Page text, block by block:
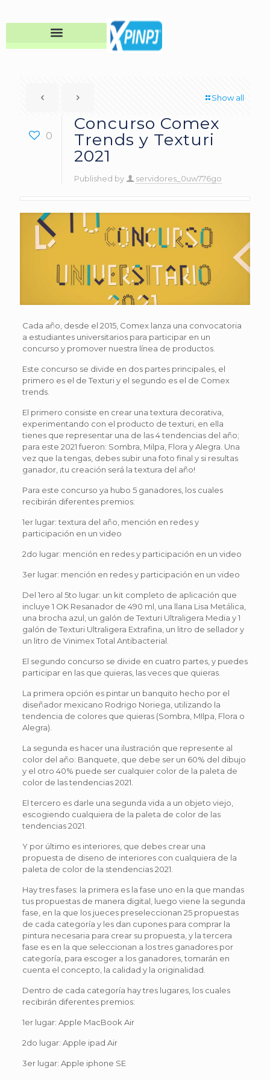
Show all
0
Concurso Comex
Trends y Texturi
2021
Published by servidores_0uw776go
Cada año, desde el 2015, Comex lanza una convocatoria
a estudiantes universitarios para participar en un
concurso y promover nuestra línea de productos.
Este concurso se divide en dos partes principales, el
primero es el de Texturi y el segundo es el de Comex
trends.
El primero consiste en crear una textura decorativa,
experimentando con el producto de texturi, en ella
tienes que representar una de las 4 tendencias del año;
para este 2021 fueron: Sombra, Milpa, Flora y Alegra. Una
vez que la tengas, debes subir una foto final y si resultas
ganador, ¡tu creación será la textura del año!
Para este concurso ya hubo 5 ganadores, los cuales
recibirán diferentes premios:
1er lugar: textura del año, mención en redes y
participación en un video
2do lugar: mención en redes y participación en un video
3er lugar: mención en redes y participación en un video
Del 1ero al 5to lugar: un kit completo de aplicación que
incluye 1 OK Resanador de 490 ml, una llana Lisa Metálica,
una brocha azul, un galón de Texturi Ultraligera Media y 1
galón de Texturi Ultraligera Extrafina, un litro de sellador y
un litro de Vinimex Total Antibacterial.
El segundo concurso se divide en cuatro partes, y puedes
participar en las que quieras, las veces que quieras.
La primera opción es pintar un banquito hecho por el
diseñador mexicano Rodrigo Noriega, utilizando la
tendencia de colores que quieras (Sombra, MIlpa, Flora o
Alegra).
La segunda es hacer una ilustración que represente al
color del año: Banquete, que debe ser un 60% del dibujo
y el otro 40% puede ser cualquier color de la paleta de
color de las tendencias 2021.
El tercero es darle una segunda vida a un objeto viejo,
escogiendo cualquiera de la paleta de color de las
tendencias 2021.
Y por último es interiores, que debes crear una
propuesta de diseno de interiores con cualquiera de la
paleta de color de la stendencias 2021.
Hay tres fases: la primera es la fase uno en la que mandas
tus propuestas de manera digital, luego viene la segunda
fase, en la que los jueces preseleccionan 25 propuestas
de cada categoría y les dan cupones para comprar la
pintura necesaria para crear su propuesta, y la tercera
fase es en la que seleccionan a los tres ganadores por
categoría, para escoger a los ganadores, tomarán en
cuenta el concepto, la calidad y la originalidad.
Dentro de cada categoría hay tres lugares, los cuales
recibirán diferentes premios:
1er lugar: Apple MacBook Air
2do lugar: Apple ipad Air
3er lugar: Apple iphone SE